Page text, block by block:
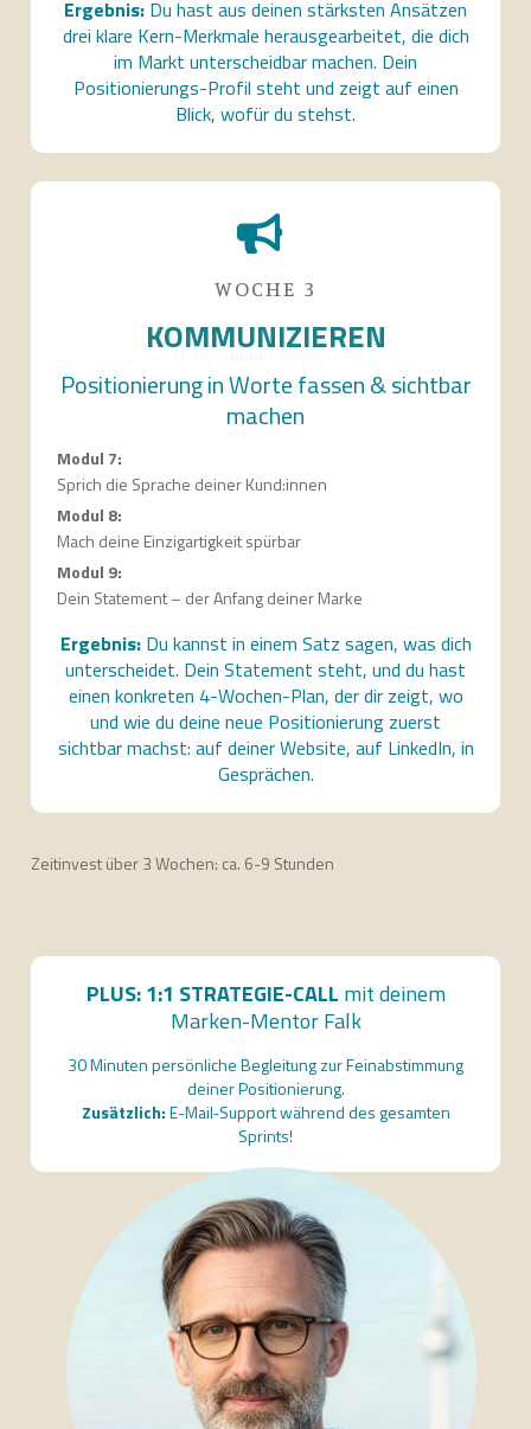
Ergebnis: Du hast aus deinen stärksten Ansätzen
drei klare Kern-Merkmale herausgearbeitet, die dich
im Markt unterscheidbar machen. Dein
Positionierungs-Profil steht und zeigt auf einen
Blick, wofür du stehst.
WOCHE 3
KOMMUNIZIEREN
Positionierung in Worte fassen & sichtbar
machen
Modul 7:
Sprich die Sprache deiner Kund:innen
Modul 8:
Mach deine Einzigartigkeit spürbar
Modul 9:
Dein Statement – der Anfang deiner Marke
Ergebnis:Du kannst in einem Satz sagen, was dich
unterscheidet. Dein Statement steht, und du hast
einen konkreten 4-Wochen-Plan, der dir zeigt, wo
und wie du deine neue Positionierung zuerst
sichtbar machst: auf deiner Website, auf LinkedIn, in
Gesprächen.
Zeitinvest über 3 Wochen: ca. 6-9 Stunden
PLUS: 1:1 STRATEGIE-CALL mit deinem
Marken-Mentor Falk
30 Minuten persönliche Begleitung zur Feinabstimmung
deiner Positionierung.
Zusätzlich:E-Mail‑Support während des gesamten
Sprints!